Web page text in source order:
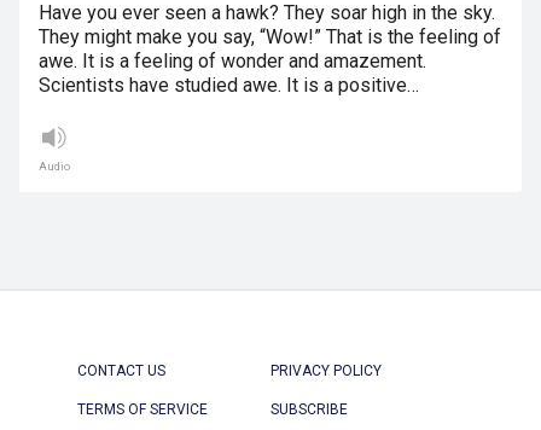
Have you ever seen a hawk? They soar high in the sky.
They might make you say, “Wow!” That is the feeling of
awe. It is a feeling of wonder and amazement.
Scientists have studied awe. It is a positive…
Audio
CONTACT US PRIVACY POLICY
TERMS OF SERVICE SUBSCRIBE